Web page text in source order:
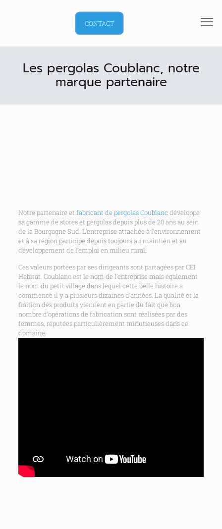
CONTACT
Les pergolas Coublanc, notre
marque partenaire
Notre partenaire et fabricant de pergolas Coublanc développe
sa gamme de stores et pergolas depuis plus de 20 ans au sein
de la Bourgogne Sud. L’entreprise attachée à l’environnement
et à sa région participe depuis toujours au maintien et au
développement de l’emploi en milieu rural.
Ces valeurs portées par ses dirigeants sont partagées par CEI
Habitat. Coublanc est le nom de l’entreprise mais également
le nom du petit village dans lequel cette belle histoire a
commencé il y a plusieurs dizaines d’années. La qualité et la
finition des produits viennent en partie du fait que bon
nombre d’opérations de fabrication sont réalisées par des
femmes, réputées particulièrement minutieuses dans ce
domaine.